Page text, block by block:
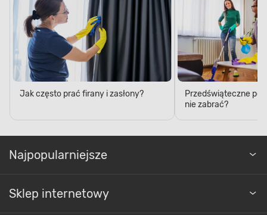
Jak często prać firany i zasłony?
Przedświąteczne
nie zabrać?
Najpopularniejsze
Sklep internetowy